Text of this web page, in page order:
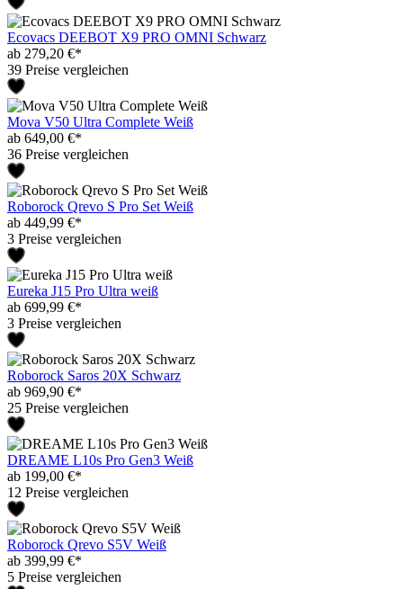
Ecovacs DEEBOT X9 PRO OMNI Schwarz
ab 279,20 €*
39 Preise vergleichen
Mova V50 Ultra Complete Weiß
ab 649,00 €*
36 Preise vergleichen
Roborock Qrevo S Pro Set Weiß
ab 449,99 €*
3 Preise vergleichen
Eureka J15 Pro Ultra weiß
ab 699,99 €*
3 Preise vergleichen
Roborock Saros 20X Schwarz
ab 969,90 €*
25 Preise vergleichen
DREAME L10s Pro Gen3 Weiß
ab 199,00 €*
12 Preise vergleichen
Roborock Qrevo S5V Weiß
ab 399,99 €*
5 Preise vergleichen